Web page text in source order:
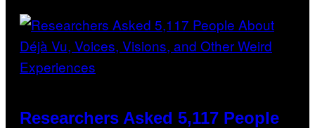
Researchers Asked 5,117 People